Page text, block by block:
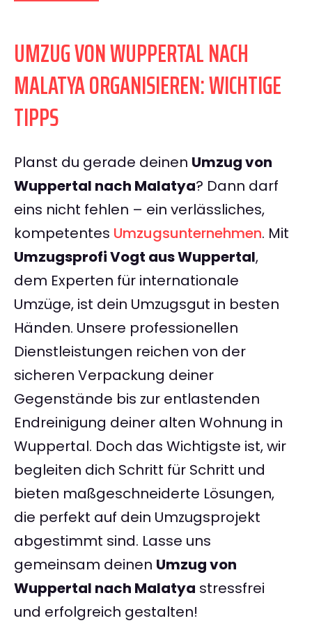
UMZUG VON WUPPERTAL NACH
MALATYA ORGANISIEREN: WICHTIGE
TIPPS
Planst du gerade deinen Umzug von
Wuppertal nach Malatya? Dann darf
eins nicht fehlen – ein verlässliches,
kompetentes Umzugsunternehmen. Mit
Umzugsprofi Vogt aus Wuppertal,
dem Experten für internationale
Umzüge, ist dein Umzugsgut in besten
Händen. Unsere professionellen
Dienstleistungen reichen von der
sicheren Verpackung deiner
Gegenstände bis zur entlastenden
Endreinigung deiner alten Wohnung in
Wuppertal. Doch das Wichtigste ist, wir
begleiten dich Schritt für Schritt und
bieten maßgeschneiderte Lösungen,
die perfekt auf dein Umzugsprojekt
abgestimmt sind. Lasse uns
gemeinsam deinen Umzug von
Wuppertal nach Malatya stressfrei
und erfolgreich gestalten!